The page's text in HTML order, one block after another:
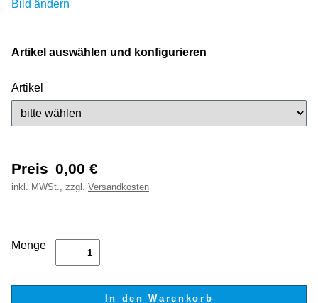
Bild ändern
Artikel auswählen und konfigurieren
Artikel
Preis 0,00 €
inkl. MWSt., zzgl. Versandkosten
Menge